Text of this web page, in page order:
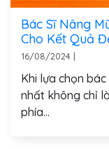
Bác Sĩ Nâng
Cho Kết Quả
16/08/2024 |
Khi lựa chọn
nhất không chỉ
phía...